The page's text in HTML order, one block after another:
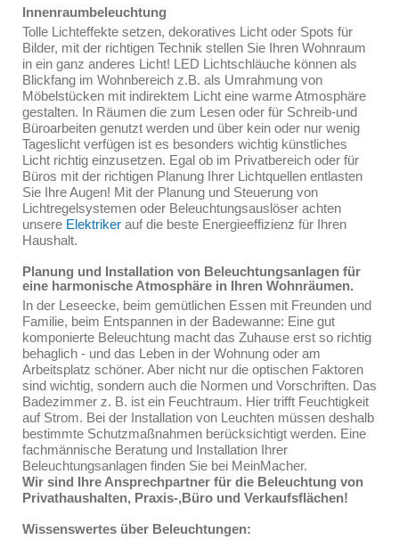
Innenraumbeleuchtung
Tolle Lichteffekte setzen, dekoratives Licht oder Spots für
Bilder, mit der richtigen Technik stellen Sie Ihren Wohnraum
in ein ganz anderes Licht! LED Lichtschläuche können als
Blickfang im Wohnbereich z.B. als Umrahmung von
Möbelstücken mit indirektem Licht eine warme Atmosphäre
gestalten. In Räumen die zum Lesen oder für Schreib-und
Büroarbeiten genutzt werden und über kein oder nur wenig
Tageslicht verfügen ist es besonders wichtig künstliches
Licht richtig einzusetzen. Egal ob im Privatbereich oder für
Büros mit der richtigen Planung Ihrer Lichtquellen entlasten
Sie Ihre Augen! Mit der Planung und Steuerung von
Lichtregelsystemen oder Beleuchtungsauslöser achten
unsere Elektriker auf die beste Energieeffizienz für Ihren
Haushalt.
Planung und Installation von Beleuchtungsanlagen für
eine harmonische Atmosphäre in Ihren Wohnräumen.
In der Leseecke, beim gemütlichen Essen mit Freunden und
Familie, beim Entspannen in der Badewanne: Eine gut
komponierte Beleuchtung macht das Zuhause erst so richtig
behaglich - und das Leben in der Wohnung oder am
Arbeitsplatz schöner. Aber nicht nur die optischen Faktoren
sind wichtig, sondern auch die Normen und Vorschriften. Das
Badezimmer z. B. ist ein Feuchtraum. Hier trifft Feuchtigkeit
auf Strom. Bei der Installation von Leuchten müssen deshalb
bestimmte Schutzmaßnahmen berücksichtigt werden. Eine
fachmännische Beratung und Installation Ihrer
Beleuchtungsanlagen finden Sie bei MeinMacher.
Wir sind Ihre Ansprechpartner für die Beleuchtung von
Privathaushalten, Praxis-,Büro und Verkaufsflächen!
Wissenswertes über Beleuchtungen: